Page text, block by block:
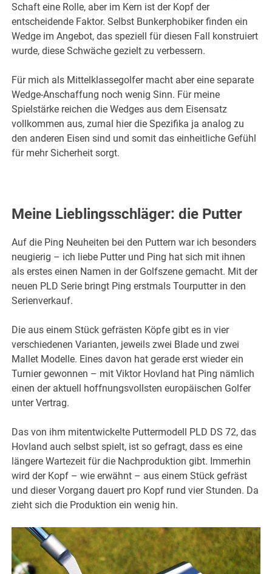
Schaft eine Rolle, aber im Kern ist der Kopf der
entscheidende Faktor. Selbst Bunkerphobiker finden ein
Wedge im Angebot, das speziell für diesen Fall konstruiert
wurde, diese Schwäche gezielt zu verbessern.
Für mich als Mittelklassegolfer macht aber eine separate
Wedge-Anschaffung noch wenig Sinn. Für meine
Spielstärke reichen die Wedges aus dem Eisensatz
vollkommen aus, zumal hier die Spezifika ja analog zu
den anderen Eisen sind und somit das einheitliche Gefühl
für mehr Sicherheit sorgt.
Meine Lieblingsschläger: die Putter
Auf die Ping Neuheiten bei den Puttern war ich besonders
neugierig – ich liebe Putter und Ping hat sich mit ihnen
als erstes einen Namen in der Golfszene gemacht. Mit der
neuen PLD Serie bringt Ping erstmals Tourputter in den
Serienverkauf.
Die aus einem Stück gefrästen Köpfe gibt es in vier
verschiedenen Varianten, jeweils zwei Blade und zwei
Mallet Modelle. Eines davon hat gerade erst wieder ein
Turnier gewonnen – mit Viktor Hovland hat Ping nämlich
einen der aktuell hoffnungsvollsten europäischen Golfer
unter Vertrag.
Das von ihm mitentwickelte Puttermodell PLD DS 72, das
Hovland auch selbst spielt, ist so gefragt, dass es eine
längere Wartezeit für die Nachproduktion gibt. Immerhin
wird der Kopf – wie erwähnt – aus einem Stück gefräst
und dieser Vorgang dauert pro Kopf rund vier Stunden. Da
zieht sich die Produktion ein wenig hin.